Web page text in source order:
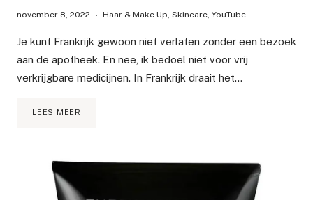
november 8, 2022 Haar & Make Up,Skincare,YouTube
Je kunt Frankrijk gewoon niet verlaten zonder een bezoek
aan de apotheek. En nee, ik bedoel niet voor vrij
verkrijgbare medicijnen. In Frankrijk draait het…
LEES MEER
DE